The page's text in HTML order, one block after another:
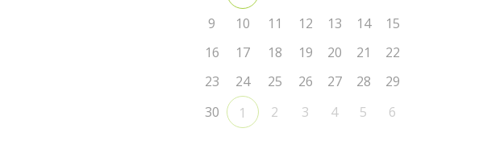
9
10 11 12 13 14
15
16
17 18 19 20 21
22
23
24 25 26 27 28
29
30
1 2 3 4 5 6